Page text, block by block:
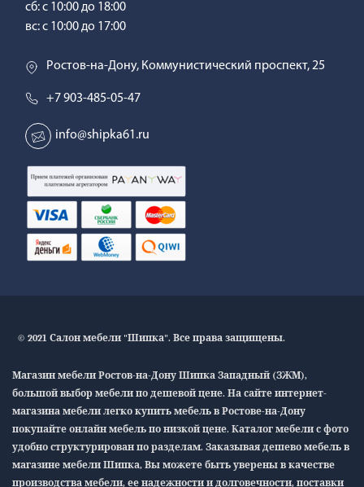
сб: с 10:00 до 18:00
вс: с 10:00 до 17:00
Ростов-на-Дону, Коммунистический проспект, 25
+7 903-485-05-47
info@shipka61.ru
© 2021 Салон мебели "Шипка". Все права защищены.
Магазин мебели Ростов-на-Дону Шипка Западный (ЗЖМ),
большой выбор мебели по дешевой цене. На сайте интернет-
магазина мебели легко купить мебель в Ростове-на-Дону
покупайте онлайн мебель по низкой цене. Каталог мебели с фото
удобно структурирован по разделам. Заказывая дешево мебель в
магазине мебели Шипка, Вы можете быть уверены в качестве
производства мебели, ее надежности и долговечности, поставки